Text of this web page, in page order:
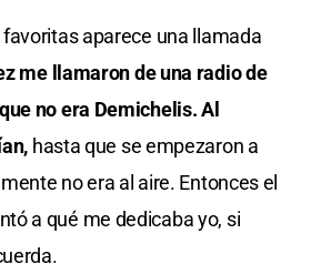
aparece una llamada
me llamaron de una radio de
no era Demichelis. Al
hasta que se empezaron a
no era al aire. Entonces el
a qué me dedicaba yo, si